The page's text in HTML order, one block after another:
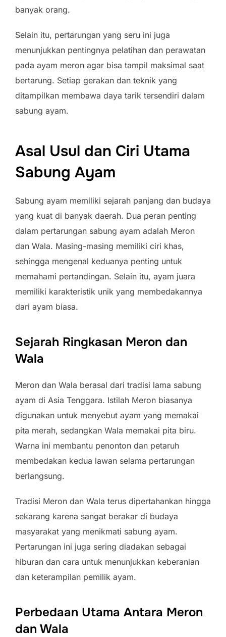
banyak orang.
Selain itu, pertarungan yang seru ini juga
menunjukkan pentingnya pelatihan dan perawatan
pada ayam meron agar bisa tampil maksimal saat
bertarung. Setiap gerakan dan teknik yang
ditampilkan membawa daya tarik tersendiri dalam
sabung ayam.
Asal Usul dan Ciri Utama
Sabung Ayam
Sabung ayam memiliki sejarah panjang dan budaya
yang kuat di banyak daerah. Dua peran penting
dalam pertarungan sabung ayam adalah Meron
dan Wala. Masing-masing memiliki ciri khas,
sehingga mengenal keduanya penting untuk
memahami pertandingan. Selain itu, ayam juara
memiliki karakteristik unik yang membedakannya
dari ayam biasa.
Sejarah Ringkasan Meron dan
Wala
Meron dan Wala berasal dari tradisi lama sabung
ayam di Asia Tenggara. Istilah Meron biasanya
digunakan untuk menyebut ayam yang memakai
pita merah, sedangkan Wala memakai pita biru.
Warna ini membantu penonton dan petaruh
membedakan kedua lawan selama pertarungan
berlangsung.
Tradisi Meron dan Wala terus dipertahankan hingga
sekarang karena sangat berakar di budaya
masyarakat yang menikmati sabung ayam.
Pertarungan ini juga sering diadakan sebagai
hiburan dan cara untuk menunjukkan keberanian
dan keterampilan pemilik ayam.
Perbedaan Utama Antara Meron
dan Wala